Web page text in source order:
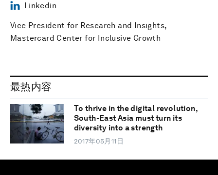
Linkedin
Vice President for Research and Insights,
Mastercard Center for Inclusive Growth
最热内容
To thrive in the digital revolution,
South-East Asia must turn its
diversity into a strength
2017年05月11日